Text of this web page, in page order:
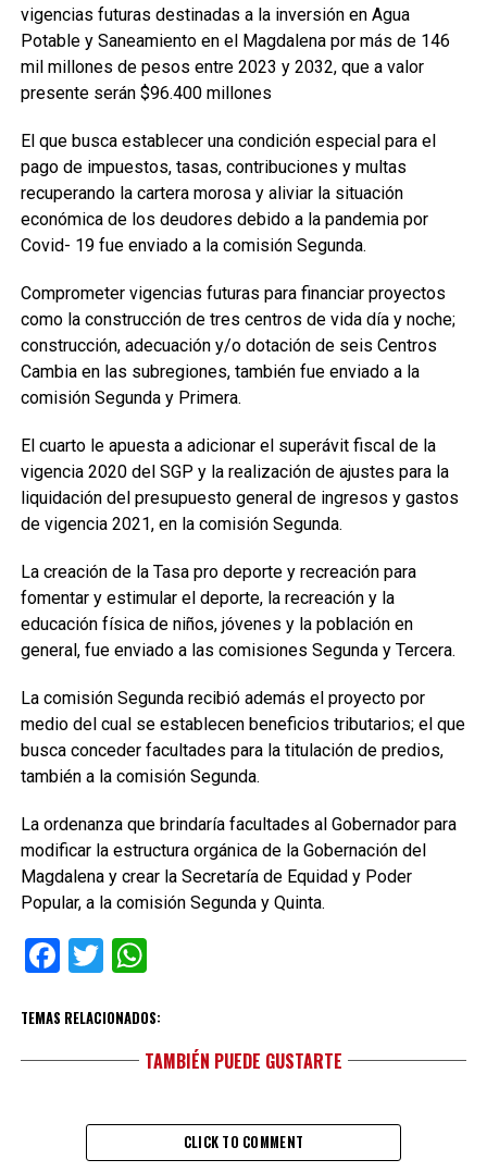
vigencias futuras destinadas a la inversión en Agua
Potable y Saneamiento en el Magdalena por más de 146
mil millones de pesos entre 2023 y 2032, que a valor
presente serán $96.400 millones
El que busca establecer una condición especial para el
pago de impuestos, tasas, contribuciones y multas
recuperando la cartera morosa y aliviar la situación
económica de los deudores debido a la pandemia por
Covid- 19 fue enviado a la comisión Segunda.
Comprometer vigencias futuras para financiar proyectos
como la construcción de tres centros de vida día y noche;
construcción, adecuación y/o dotación de seis Centros
Cambia en las subregiones, también fue enviado a la
comisión Segunda y Primera.
El cuarto le apuesta a adicionar el superávit fiscal de la
vigencia 2020 del SGP y la realización de ajustes para la
liquidación del presupuesto general de ingresos y gastos
de vigencia 2021, en la comisión Segunda.
La creación de la Tasa pro deporte y recreación para
fomentar y estimular el deporte, la recreación y la
educación física de niños, jóvenes y la población en
general, fue enviado a las comisiones Segunda y Tercera.
La comisión Segunda recibió además el proyecto por
medio del cual se establecen beneficios tributarios; el que
busca conceder facultades para la titulación de predios,
también a la comisión Segunda.
La ordenanza que brindaría facultades al Gobernador para
modificar la estructura orgánica de la Gobernación del
Magdalena y crear la Secretaría de Equidad y Poder
Popular, a la comisión Segunda y Quinta.
Facebook
TwitterWhatsApp
TEMAS RELACIONADOS:
TAMBIÉN PUEDE GUSTARTE
CLICK TO COMMENT